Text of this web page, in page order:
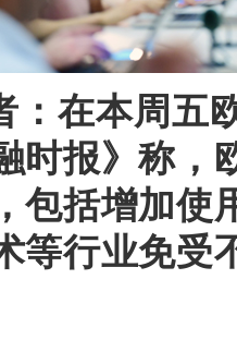
：在本周五
时报》称，
包括增加使
等行业免受